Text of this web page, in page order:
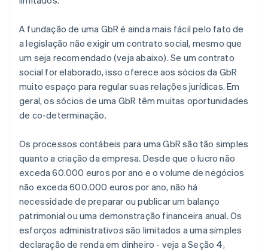
A fundação de uma GbR é ainda mais fácil pelo fato de
a legislação não exigir um contrato social, mesmo que
um seja recomendado (veja abaixo). Se um contrato
social for elaborado, isso oferece aos sócios da GbR
muito espaço para regular suas relações jurídicas. Em
geral, os sócios de uma GbR têm muitas oportunidades
de co-determinação.
Os processos contábeis para uma GbR são tão simples
quanto a criação da empresa. Desde que o lucro não
exceda 60.000 euros por ano e o volume de negócios
não exceda 600.000 euros por ano, não há
necessidade de preparar ou publicar um balanço
patrimonial ou uma demonstração financeira anual. Os
esforços administrativos são limitados a uma simples
declaração de renda em dinheiro - veja a Seção 4,